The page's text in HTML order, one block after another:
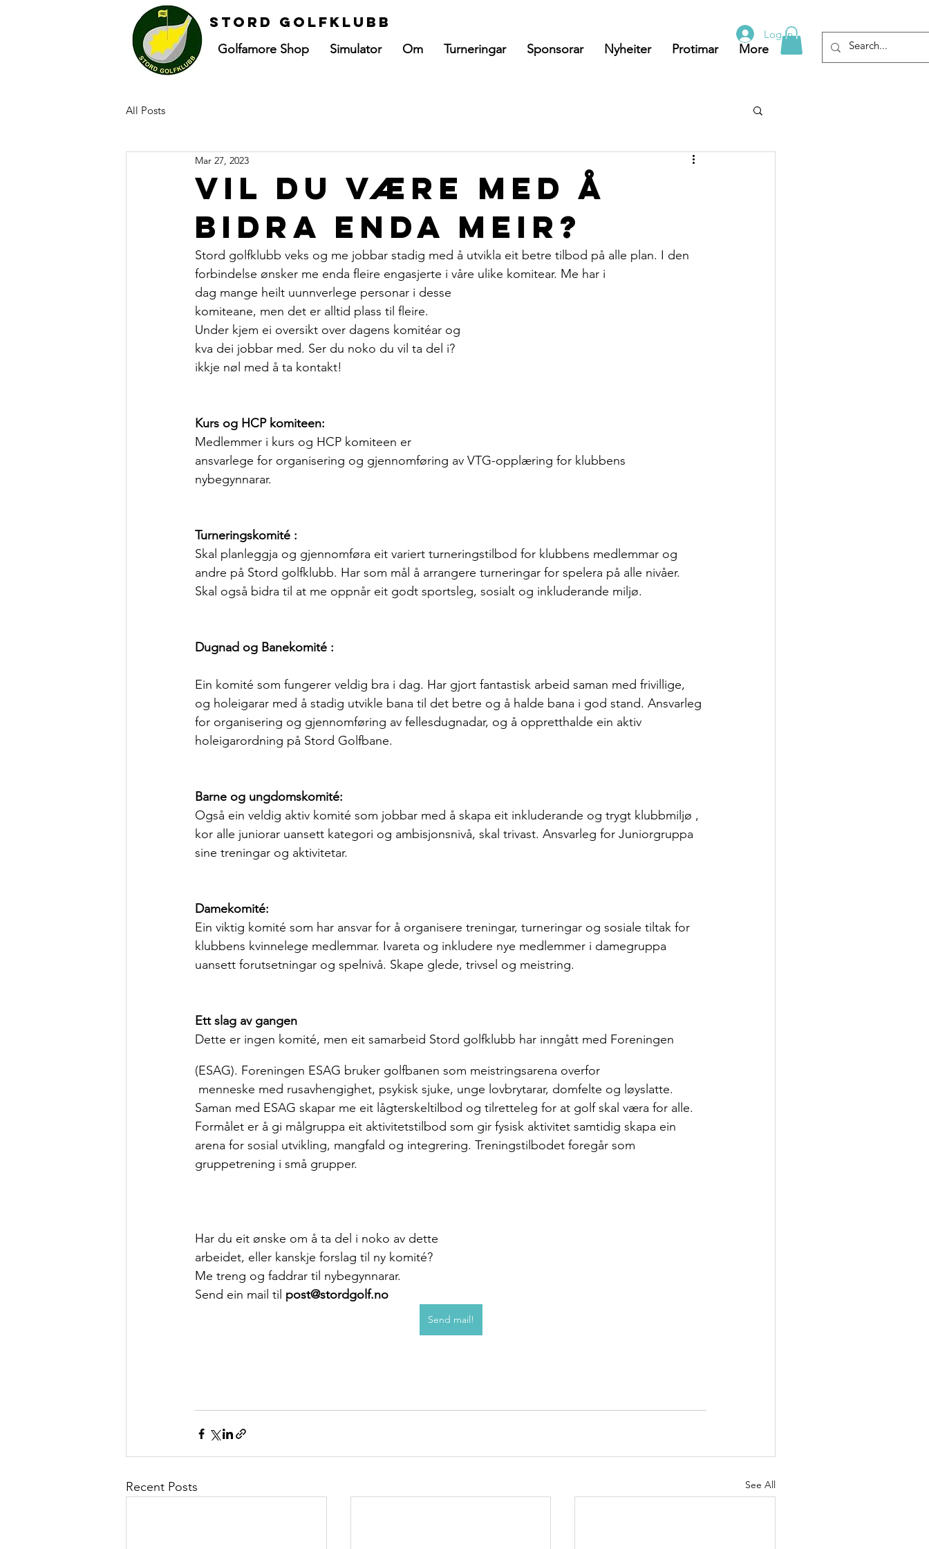
Stord golfklubb
Golfamore Shop Simulator Om Turneringar Sponsorar Nyheiter Protimar More
Log In
All Posts
Vil du være med å
bidra enda meir?
Mar 27, 2023
Stord golfklubb veks og me jobbar stadig med å utvikla eit betre tilbod på alle plan. I den
forbindelse ønsker me enda fleire engasjerte i våre ulike komitear. Me har i
dag mange heilt uunnverlege personar i desse
komiteane, men det er alltid plass til fleire.
Under kjem ei oversikt over dagens komitéar og
kva dei jobbar med. Ser du noko du vil ta del i?
ikkje nøl med å ta kontakt!
Kurs og HCP komiteen:
Medlemmer i kurs og HCP komiteen er
ansvarlege for organisering og gjennomføring av VTG-opplæring for klubbens
nybegynnarar.
Turneringskomité :
Skal planleggja og gjennomføra eit variert turneringstilbod for klubbens medlemmar og
andre på Stord golfklubb. Har som mål å arrangere turneringar for spelera på alle nivåer.
Skal også bidra til at me oppnår eit godt sportsleg, sosialt og inkluderande miljø.
Dugnad og Banekomité :
Ein komité som fungerer veldig bra i dag. Har gjort fantastisk arbeid saman med frivillige,
og holeigarar med å stadig utvikle bana til det betre og å halde bana i god stand. Ansvarleg
for organisering og gjennomføring av fellesdugnadar, og å oppretthalde ein aktiv
holeigarordning på Stord Golfbane.
Barne og ungdomskomité:
Også ein veldig aktiv komité som jobbar med å skapa eit inkluderande og trygt klubbmiljø ,
kor alle juniorar uansett kategori og ambisjonsnivå, skal trivast. Ansvarleg for Juniorgruppa
sine treningar og aktivitetar.
Damekomité:
Ein viktig komité som har ansvar for å organisere treningar, turneringar og sosiale tiltak for
klubbens kvinnelege medlemmar. Ivareta og inkludere nye medlemmer i damegruppa
uansett forutsetningar og spelnivå. Skape glede, trivsel og meistring.
Ett slag av gangen
Dette er ingen komité, men eit samarbeid Stord golfklubb har inngått med Foreningen
(ESAG). Foreningen ESAG bruker golfbanen som meistringsarena overfor
Saman med ESAG skapar me eit lågterskeltilbod og tilretteleg for at golf skal væra for alle.
Formålet er å gi målgruppa eit aktivitetstilbod som gir fysisk aktivitet samtidig skapa ein
arena for sosial utvikling, mangfald og integrering. Treningstilbodet foregår som
gruppetrening i små grupper.
Har du eit ønske om å ta del i noko av dette
arbeidet, eller kanskje forslag til ny komité?
Me treng og faddrar til nybegynnarar.
Send ein mail til post@stordgolf.no
Send mail!
Recent Posts See All